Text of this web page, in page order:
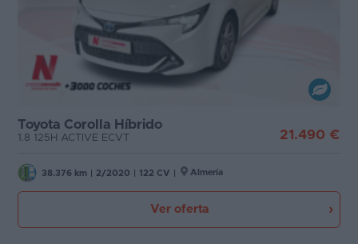
Toyota Corolla Híbrido
1.8 125H ACTIVE ECVT 21.490 €
38.376 km 2/2020 122 CV Almería
Ver oferta